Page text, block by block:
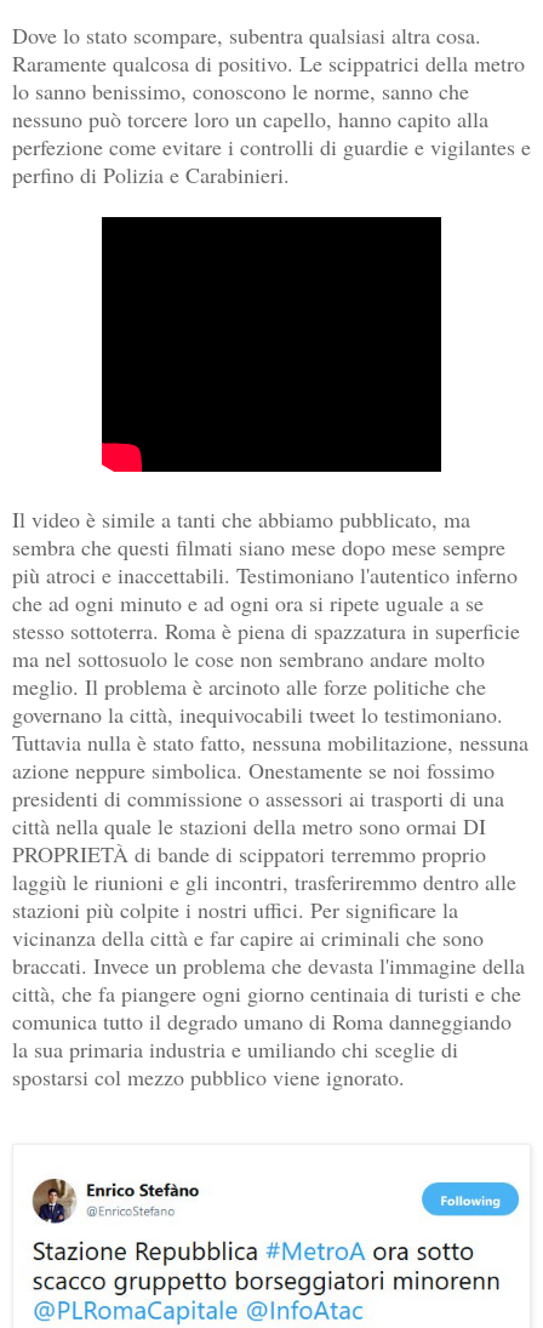
Dove lo stato scompare, subentra qualsiasi altra cosa.
Raramente qualcosa di positivo. Le scippatrici della metro
lo sanno benissimo, conoscono le norme, sanno che
nessuno può torcere loro un capello, hanno capito alla
perfezione come evitare i controlli di guardie e vigilantes e
perfino di Polizia e Carabinieri.
Il video è simile a tanti che abbiamo pubblicato, ma
sembra che questi filmati siano mese dopo mese sempre
più atroci e inaccettabili. Testimoniano l'autentico inferno
che ad ogni minuto e ad ogni ora si ripete uguale a se
stesso sottoterra. Roma è piena di spazzatura in superficie
ma nel sottosuolo le cose non sembrano andare molto
meglio. Il problema è arcinoto alle forze politiche che
governano la città, inequivocabili tweet lo testimoniano.
Tuttavia nulla è stato fatto, nessuna mobilitazione, nessuna
azione neppure simbolica. Onestamente se noi fossimo
presidenti di commissione o assessori ai trasporti di una
città nella quale le stazioni della metro sono ormai DI
PROPRIETÀ di bande di scippatori terremmo proprio
laggiù le riunioni e gli incontri, trasferiremmo dentro alle
stazioni più colpite i nostri uffici. Per significare la
vicinanza della città e far capire ai criminali che sono
braccati. Invece un problema che devasta l'immagine della
città, che fa piangere ogni giorno centinaia di turisti e che
comunica tutto il degrado umano di Roma danneggiando
la sua primaria industria e umiliando chi sceglie di
spostarsi col mezzo pubblico viene ignorato.